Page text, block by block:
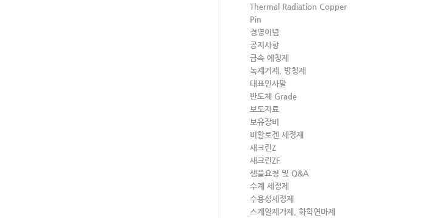
Thermal Radiation Copper
Pin
경영이념
공지사항
금속 에칭제
녹제거제, 방청제
대표인사말
반도체 Grade
보도자료
보유장비
비할로겐 세정제
새크린Z
새크린ZF
샘플요청 및 Q&A
수계 세정제
수용성세정제
스케일제거제, 화학연마제